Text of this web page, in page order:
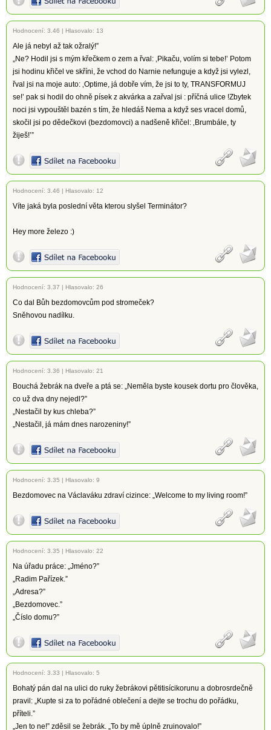
Hodnocení: 3.46 | Hlasovalo: 13
Ale já nebyl až tak ožralý!”
„Ne? Hodil jsi s mým křečkem o zem a řval: ‚Pikaču, volím si tebe!’ Potom
jsi hodinu křičel ve skříni, že vchod do Narnie nefunguje a když jsi vylezl,
řval jsi na moje auto: ‚Optime, já dobře vím, že jsi to ty, TRANSFORMUJ
se!’ pak si hodil do ohně písek z akvárka a zařval jsi : příčná ulice !Zbytek
noci jsi vypouštěl bazén s tím, že hledáš Nema a když ses vracel domů,
skočil jsi po dědečkovi (bezdomovci) a nadšeně křičel: ‚Brumbále, ty
žiješ!’”
Hodnocení: 3.46 | Hlasovalo: 12
Víte jaká byla poslední věta kterou slyšel Terminátor?
Hey more železo :)
Hodnocení: 3.37 | Hlasovalo: 26
Co dal Bůh bezdomovcům pod stromeček?
Sněhovou nadílku.
Hodnocení: 3.36 | Hlasovalo: 21
Bouchá žebrák na dveře a ptá se: „Neměla byste kousek dortu pro člověka,
co už dva dny nejedl?”
„Nestačil by kus chleba?”
„Nestačil, já mám dnes narozeniny!”
Hodnocení: 3.35 | Hlasovalo: 9
Bezdomovec na Václaváku zdraví cizince: „Welcome to my living room!”
Hodnocení: 3.35 | Hlasovalo: 22
Na úřadu práce: „Jméno?”
„Radim Pařízek.”
„Adresa?”
„Bezdomovec.”
„Číslo domu?”
Hodnocení: 3.33 | Hlasovalo: 5
Bohatý pán dal na ulici do ruky žebrákovi pětitisícikorunu a dobrosrdečně
pravil: „Kupte si za to pořádné oblečení a dejte se trochu do pořádku,
příteli.”
„Jen to ne!” zděsil se žebrák. „To by mě úplně zruinovalo!”